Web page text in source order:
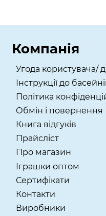
Компанія
Угода користувача/
Інструкції до
Політика
Обмін і повернення
Книга відгуків
Прайсліст
Про магазин
Іграшки оптом
Сертифікати
Контакти
Виробники